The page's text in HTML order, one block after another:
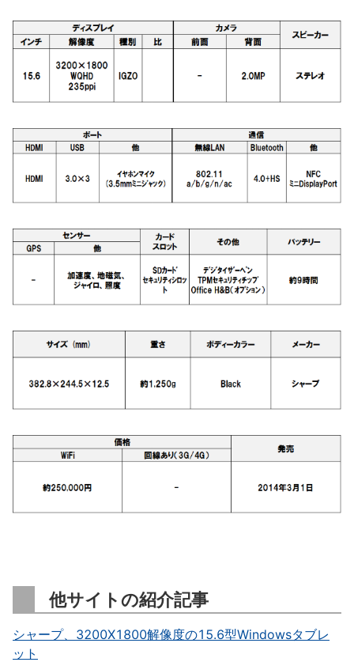
他サイトの紹介記事
シャープ、3200X1800解像度の15.6型Windowsタブレ
ット